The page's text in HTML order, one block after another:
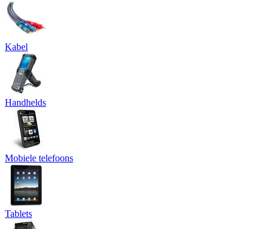
Kabel
Handhelds
Mobiele telefoons
Tablets